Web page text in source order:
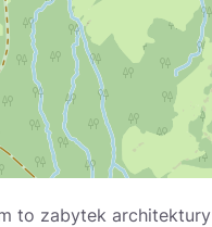
to zabytek architektury